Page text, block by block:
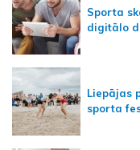
Sporta
digitālo
Liepājas
sporta